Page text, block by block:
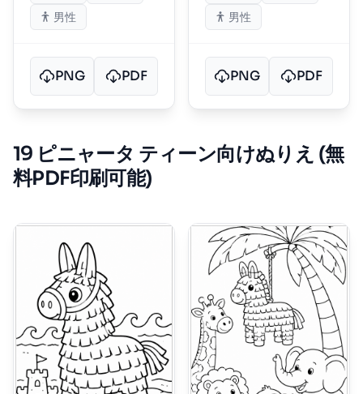
男性
PNG PDF
男性
PNG PDF
19 ピニャータ ティーン向けぬりえ (無
料PDF印刷可能)